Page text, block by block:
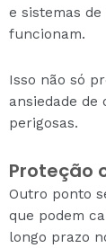
e sistemas
funcionam.
Isso não só
ansiedade
perigosas.
Proteção
Outro ponto
que podem
longo prazo